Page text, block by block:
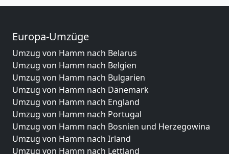
Europa-Umzüge
Umzug von Hamm nach Belarus
Umzug von Hamm nach Belgien
Umzug von Hamm nach Bulgarien
Umzug von Hamm nach Dänemark
Umzug von Hamm nach England
Umzug von Hamm nach Portugal
Umzug von Hamm nach Bosnien und Herzegowina
Umzug von Hamm nach Irland
Umzug von Hamm nach Lettland